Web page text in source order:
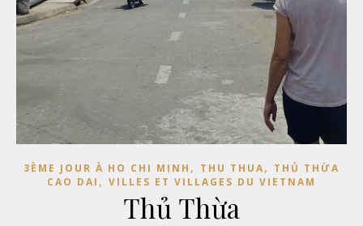
3ÈME JOUR À HO CHI MINH , THU THUA, THỦ THỪA
CAO DAI , VILLES ET VILLAGES DU VIETNAM
Thủ Thừa